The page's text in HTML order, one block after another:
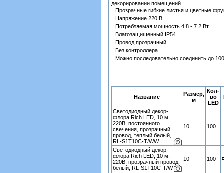
декорировании помещений
· Прозрачные гибкие листья и цветные
· Напряжение 220 В
· Потребляемая мощность 4.8 - 7.2 Вт
· Влагозащищенный IP54
· Провод прозрачный
· Без контроллера
· Можно последовательно соединить до
Название
Размер,
м
Кол-
во
LED
Светодиодный декор-
флора Rich LED, 10 м,
220В, постоянного
свечения, прозрачный
провод, теплый белый,
RL-S1T10C-T/WW
10 100
Светодиодный декор-
флора Rich LED, 10 м,
220В, прозрачный провод,
белый, RL-S1T10C-T/W
10 100